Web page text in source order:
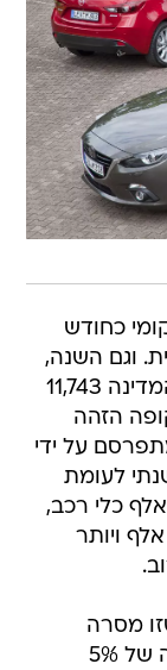
כחודש
וגם השנה,
לא נשברה המסורת שכן עלו לנתיבי המדינה 11,743
12 אלף בתקופה הזהה
על ידי
לעומת
זאת, נרשמה צמיחה של 2.5% ל-164 אלף כלי רכב,
כך שהממוצע השנתי העומד על 200 אלף ויותר
מסרה
מתחילת השנה 25,586 כלי רכב, עלייה של 5%